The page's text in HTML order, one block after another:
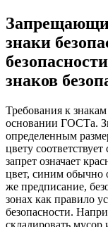
знаки
знаков
Требования к
основании ГОСТа.
определенным
цвету
запрет означает
цвет, синим обычно
же предписание,
зонах как правило
безопасности.
складировать